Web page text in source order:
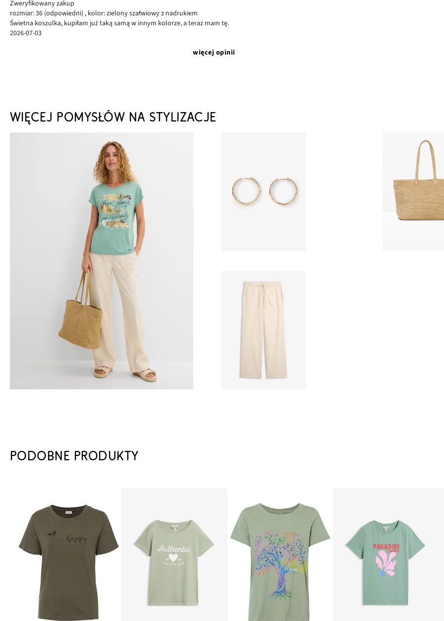
Zweryfikowany zakup
rozmiar: 36 (odpowiedni) , kolor: zielony szałwiowy z nadrukiem
Świetna koszulka, kupiłam już taką samą w innym kolorze, a teraz mam tę.
2026-07-03
więcej opinii
WIĘCEJ POMYSŁÓW NA STYLIZACJE
PODOBNE PRODUKTY